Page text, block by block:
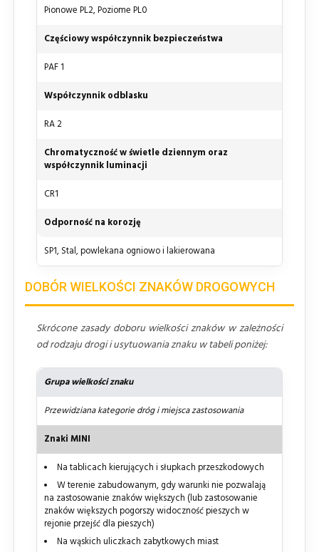
Pionowe PL2, Poziome PL0
Częściowy współczynnik bezpieczeństwa
PAF 1
Współczynnik odblasku
RA 2
Chromatyczność w świetle dziennym oraz
współczynnik luminacji
CR1
Odporność na korozję
SP1, Stal, powlekana ogniowo i lakierowana
DOBÓR WIELKOŚCI ZNAKÓW DROGOWYCH
Skrócone zasady doboru wielkości znaków w zależności
od rodzaju drogi i usytuowania znaku w tabeli poniżej:
Grupa wielkości znaku
Przewidziana kategorie dróg i miejsca zastosowania
Znaki MINI
Na tablicach kierujących i słupkach przeszkodowych
W terenie zabudowanym, gdy warunki nie pozwalają
na zastosowanie znaków większych (lub zastosowanie
znaków większych pogorszy widoczność pieszych w
rejonie przejść dla pieszych)
Na wąskich uliczkach zabytkowych miast